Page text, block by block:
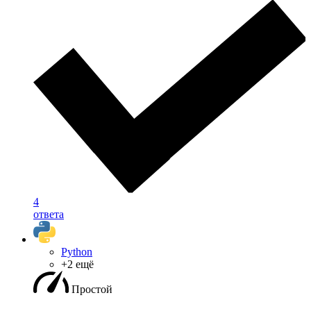
4
ответа
Python
+2 ещё
Простой